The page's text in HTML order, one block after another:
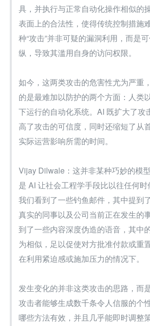
具，并执行与正常自动化操作相似的
表面上的合法性，使得传统控制措施
种“攻击”并非可疑的漏洞利用，而是
纵，导致其滥用自身的访问权限。
如今，这两类攻击的危害性尤为严重
的是最难加以防护的两个方面：人类
下运行的自动化系统。AI 既扩大了攻
高了攻击的可信度，同时还缩短了从
实际运营影响所需的时间。
Vijay Dilwale：这并非某种巧妙的模
是 AI 让社会工程学手段比以往任何时
我们看到了一些钓鱼邮件，其中提到
真实的同事以及公司当前正在发生的
到了一些内容深度伪造的语音，其中
为相似，足以促使对方批准付款或重
在利用紧迫感或施加压力的情况下。
发生变化的并非这类攻击的思路，而
攻击者能够生成数千条令人信服的个
哪些方法有效，并且几乎能即时调整